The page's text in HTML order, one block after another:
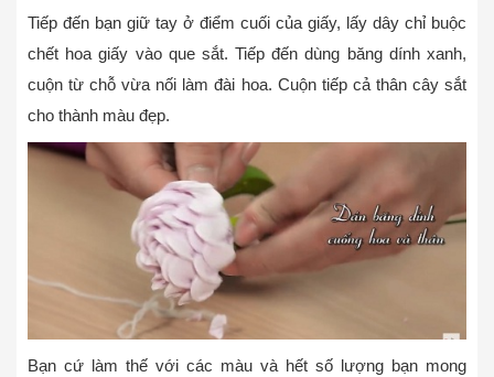
Tiếp đến bạn giữ tay ở điểm cuối của giấy, lấy dây chỉ buộc
chết hoa giấy vào que sắt. Tiếp đến dùng băng dính xanh,
cuộn từ chỗ vừa nối làm đài hoa. Cuộn tiếp cả thân cây sắt
cho thành màu đẹp.
Bạn cứ làm thế với các màu và hết số lượng bạn mong